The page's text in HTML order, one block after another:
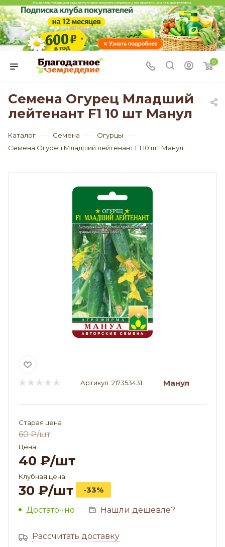
0
Семена Огурец Младший
лейтенант F1 10 шт Манул
Каталог — Семена — Огурцы —
Семена Огурец Младший лейтенант F1 10 шт Манул
Артикул: 217353431 Манул
Старая цена
60₽/шт
Цена
40 ₽/шт
Клубная цена
30 ₽/шт -33%
Достаточно Нашли дешевле?
Рассчитать доставку